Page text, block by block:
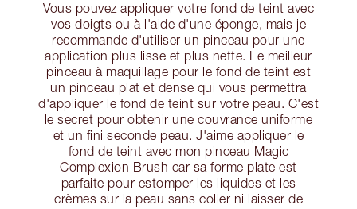
Vous pouvez appliquer votre fond de teint avec
vos doigts ou à l'aide d'une éponge, mais je
recommande d'utiliser un pinceau pour une
application plus lisse et plus nette. Le meilleur
pinceau à maquillage pour le fond de teint est
un pinceau plat et dense qui vous permettra
d'appliquer le fond de teint sur votre peau. C'est
le secret pour obtenir une couvrance uniforme
et un fini seconde peau. J'aime appliquer le
fond de teint avec mon pinceau Magic
Complexion Brush car sa forme plate est
parfaite pour estomper les liquides et les
crèmes sur la peau sans coller ni laisser de